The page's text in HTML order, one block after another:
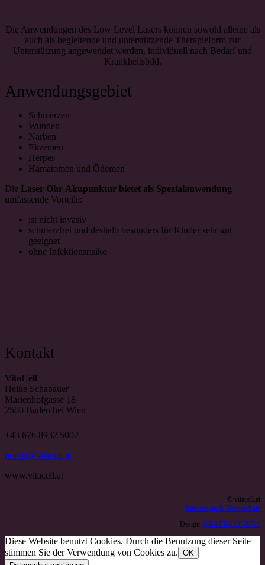
Die Anwendungen des Low Level Lasers können sowohl alleine als
auch als begleitende und unterstützende Therapieform zur
Unterstützung angewendet werden, individuell nach Bedarf und
Krankheitsbild.
Anwendungsgebiet
Schmerzen
Wunden
Narben
Ekzemen
Herpes
Hämatomen und Ödemen
Die Laser-Ohr-Akupunktur bietet als Spezialanwendung
umfassende Vorteile:
ist nicht invasiv
schmerzfrei und deshalb besonders für Kinder sehr gut
geeignet
ohne Infektionsrisiko
Kontakt
VitaCell
Heike Schabauer
Marienhofgasse 18
2500 Baden bei Wien
+43 676 8932 5002
praxis@vitacell.at
www.vitacell.at
© vitacell.at
Impressum & Datenschutz
Design: GRAFIKLOUNGE
Diese Website benutzt Cookies. Durch die Benutzung dieser Seite
stimmen Sie der Verwendung von Cookies zu. OK